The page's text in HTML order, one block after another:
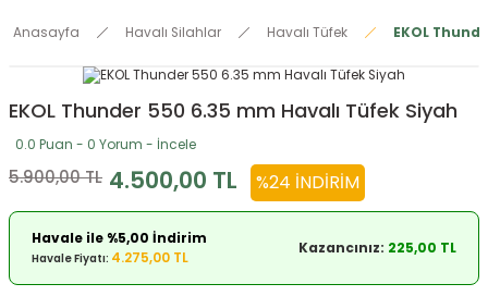
Mermisi
Tabure
Anasayfa Havalı Silahlar Havalı Tüfek EKOL
EKOL Thunder 550 6.35 mm Havalı Tüfek Siyah
0.0 Puan - 0 Yorum - İncele
5.900,00 TL 4.500,00 TL %24 İNDIRIM
Havale ile %5,00 İndirim
Havale Fiyatı: 4.275,00 TL
Kazancınız: 225,00 TL